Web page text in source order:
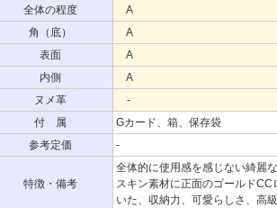
全体の程度
A
角（底）
A
表面
A
内側
A
ヌメ革
-
付 属
Gカード、箱、保存袋
参考定価
-
特徴・備考
全体的に使用感を感じない綺麗
スキン素材に正面のゴールド
いた、収納力、可愛らしさ、高